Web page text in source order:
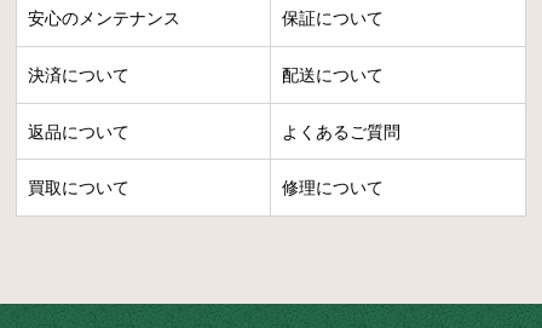
安心のメンテナンス 保証について
決済について 配送について
返品について よくあるご質問
買取について 修理について